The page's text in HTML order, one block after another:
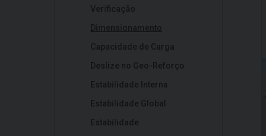
Verificação
Dimensionamento
Capacidade de Carga
Deslize no Geo-Reforço
Estabilidade Interna
Estabilidade Global
Estabilidade